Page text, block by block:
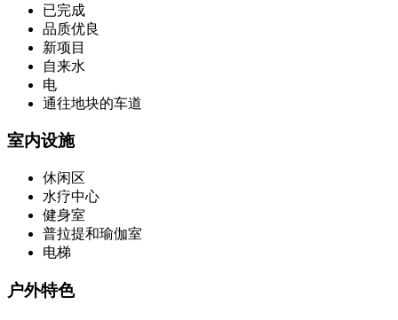
已完成
品质优良
新项目
自来水
电
通往地块的车道
室内设施
休闲区
水疗中心
健身室
普拉提和瑜伽室
电梯
户外特色